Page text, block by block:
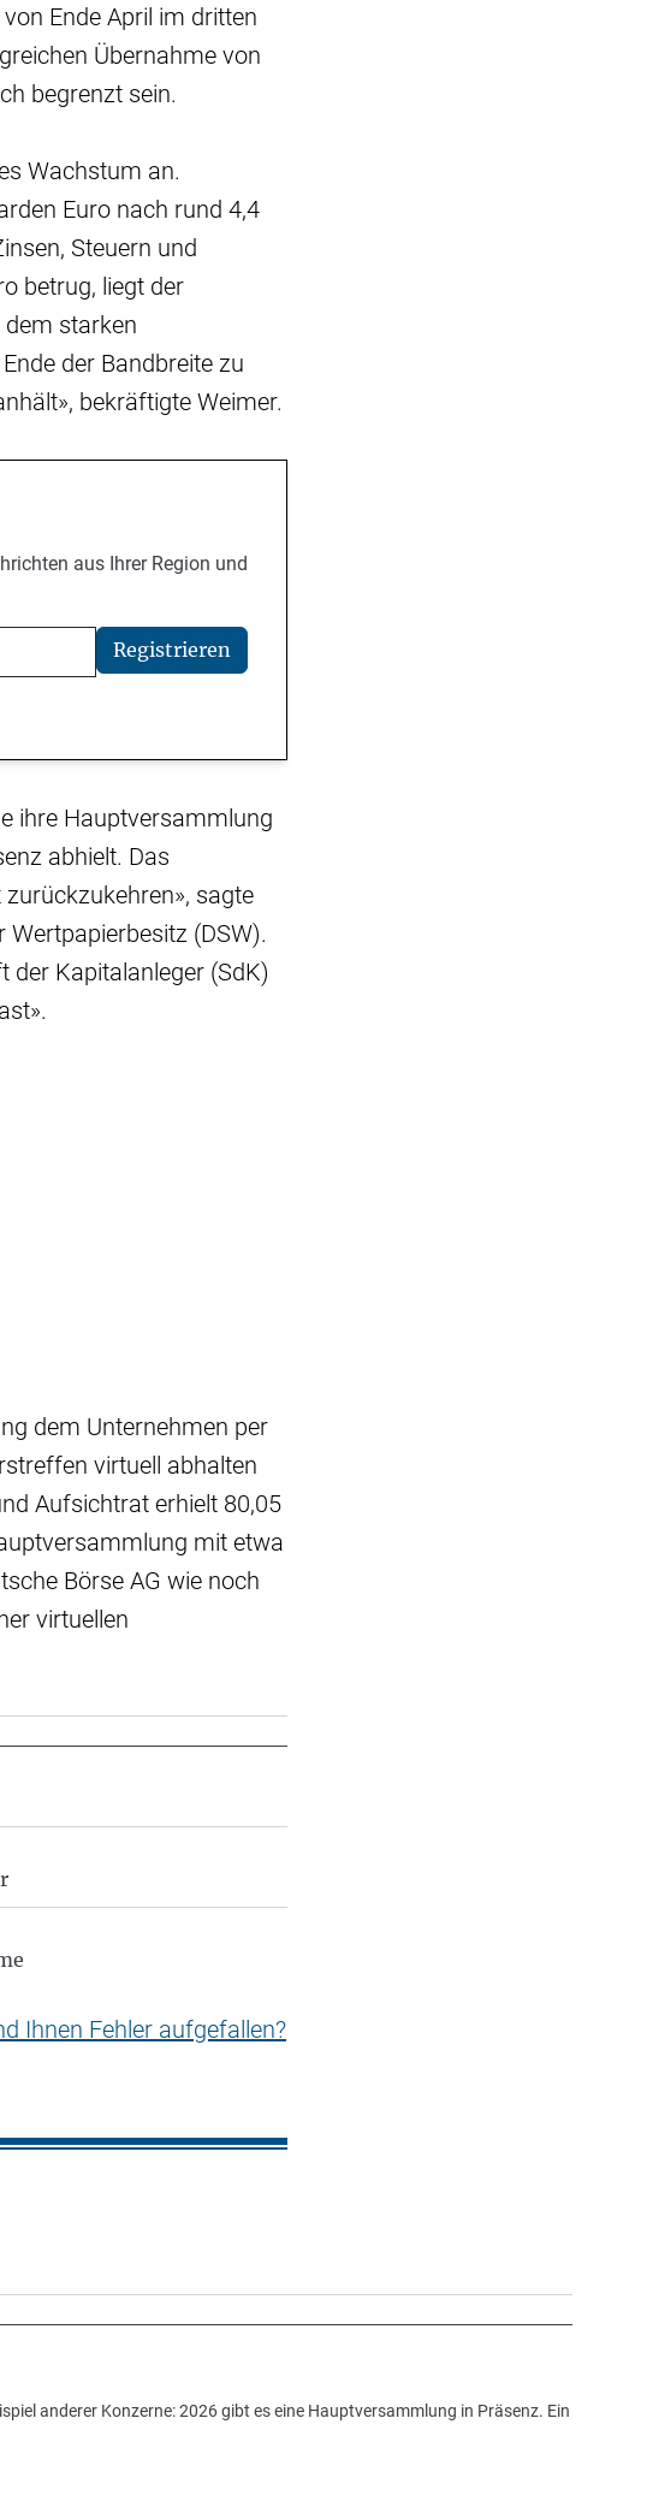
Ende April im dritten
Übernahme von
begrenzt sein.
Wachstum an.
Euro nach rund 4,4
Steuern und
betrug, liegt der
dem starken
der Bandbreite zu
bekräftigte Weimer.
aus Ihrer Region und
Registrieren
ihre Hauptversammlung
abhielt. Das
sagte
(DSW).
der Kapitalanleger (SdK)
dem Unternehmen per
virtuell abhalten
Aufsichtrat erhielt 80,05
mit etwa
Börse AG wie noch
virtuellen
Ihnen Fehler aufgefallen?
anderer Konzerne: 2026 gibt es eine Hauptversammlung in Präsenz. Ein